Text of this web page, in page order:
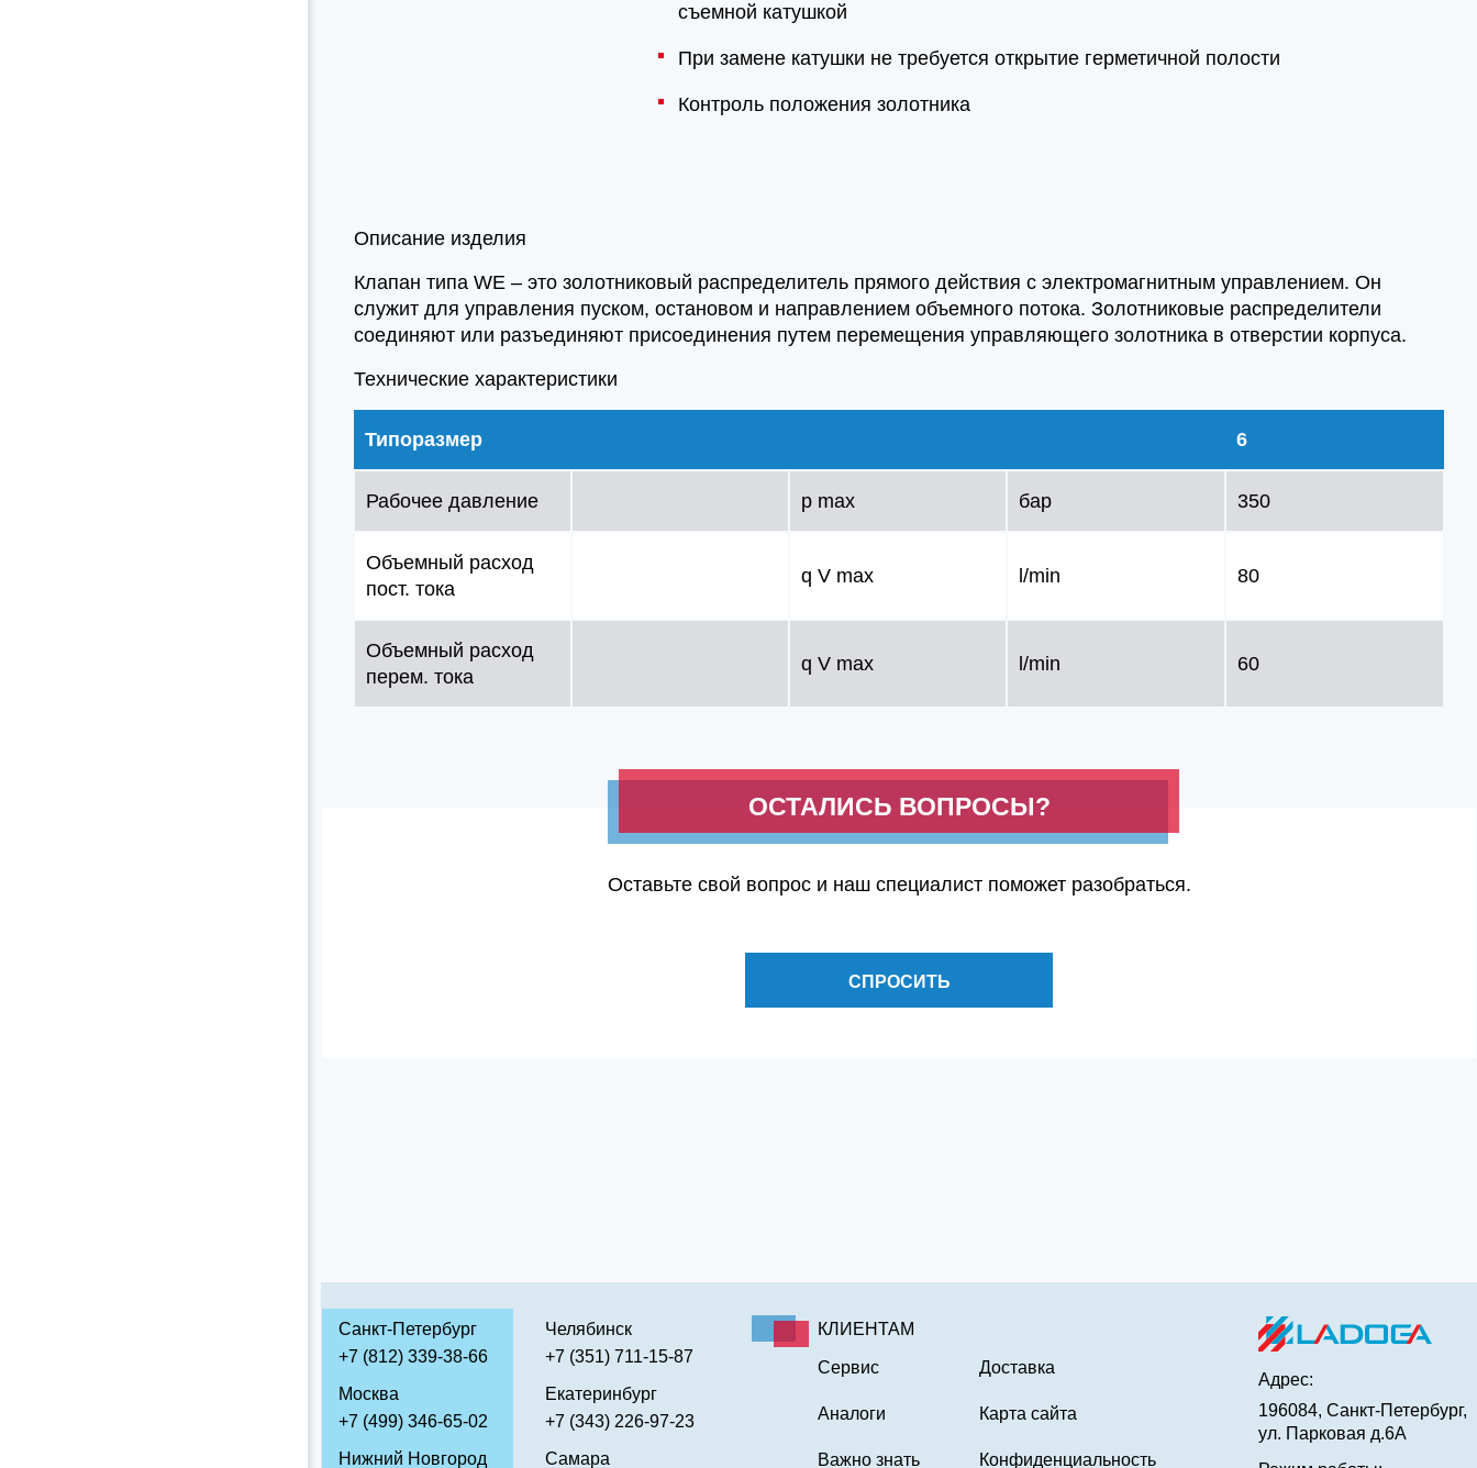
съемной катушкой
При замене катушки не требуется открытие герметичной полости
Контроль положения золотника
Описание изделия
Клапан типа WE – это золотниковый распределитель прямого действия с электромагнитным управлением. Он
служит для управления пуском, остановом и направлением объемного потока. Золотниковые распределители
соединяют или разъединяют присоединения путем перемещения управляющего золотника в отверстии корпуса.
Технические характеристики
Типоразмер 6
Рабочее давление p max бар 350
Объемный расход
пост. тока
q V max l/min 80
Объемный расход
перем. тока
q V max l/min 60
ОСТАЛИСЬ ВОПРОСЫ?
Оставьте свой вопрос и наш специалист поможет разобраться.
СПРОСИТЬ
Санкт-Петербург
+7 (812) 339-38-66
Москва
+7 (499) 346-65-02
Нижний Новгород
Челябинск
+7 (351) 711-15-87
Екатеринбург
+7 (343) 226-97-23
Самара
КЛИЕНТАМ
Сервис
Аналоги
Важно знать
Доставка
Карта сайта
Конфиденциальность
Адрес:
196084, Санкт-Петербург,
ул. Парковая д.6А